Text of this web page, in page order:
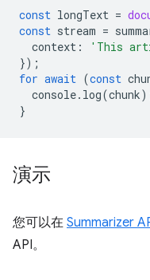
const longText =
const stream =
context :
'This
});
for await (const
console. log(chunk
}
演示
您可以在 Summarizer
API。